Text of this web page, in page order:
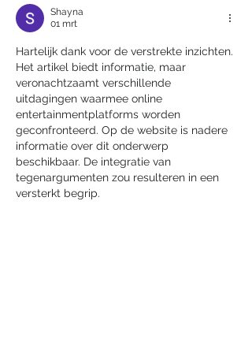
Shayna
01 mrt
Hartelijk dank voor de verstrekte inzichten.
Het artikel biedt informatie, maar
veronachtzaamt verschillende
uitdagingen waarmee online
entertainmentplatforms worden
geconfronteerd. Op de website is nadere
informatie over dit onderwerp
beschikbaar. De integratie van
tegenargumenten zou resulteren in een
versterkt begrip.